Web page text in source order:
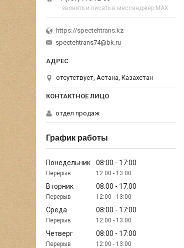
звонить и писать в мессенджер MAX
https://spectehtrans.kz
spectehtrans74@bk.ru
отсутствует, Астана, Казахстан
отдел продаж
График работы
Понедельник 08:00 17:00
12:00 13:00
Вторник 08:00 17:00
12:00 13:00
Среда 08:00 17:00
12:00 13:00
Четверг 08:00 17:00
12:00 13:00